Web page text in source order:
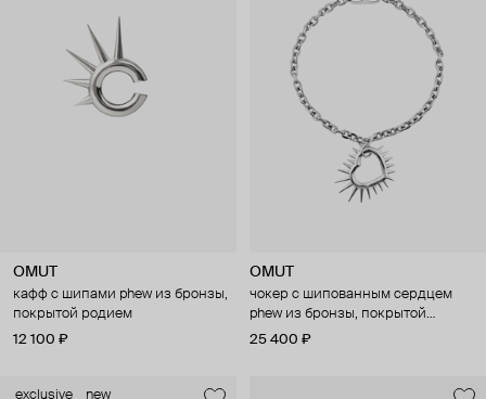
OMUT
кафф с шипами phew из бронзы,
покрытой родием
12 100 ₽
OMUT
чокер с шипованным сердцем
phew из бронзы, покрытой
родием
25 400 ₽
exclusive new